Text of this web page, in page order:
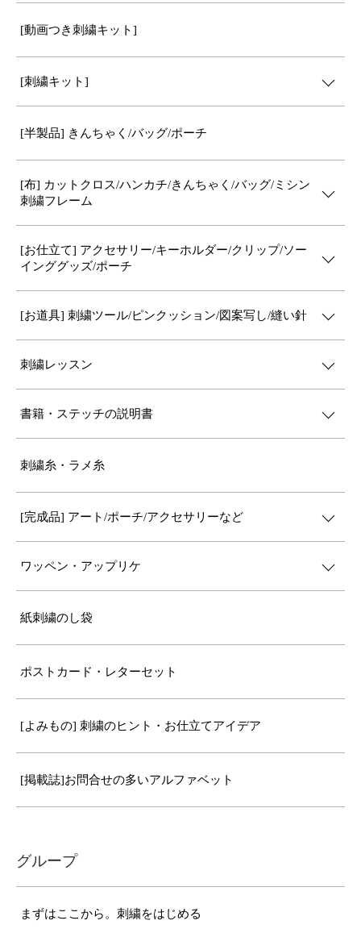
[動画つき刺繍キット]
[刺繍キット]
[半製品] きんちゃく/バッグ/ポーチ
[布] カットクロス/ハンカチ/きんちゃく/バッグ/ミシン
刺繍フレーム
[お仕立て] アクセサリー/キーホルダー/クリップ/ソー
インググッズ/ポーチ
[お道具] 刺繍ツール/ピンクッション/図案写し/縫い針
刺繍レッスン
書籍・ステッチの説明書
刺繍糸・ラメ糸
[完成品] アート/ポーチ/アクセサリーなど
ワッペン・アップリケ
紙刺繍のし袋
ポストカード・レターセット
[よみもの] 刺繍のヒント・お仕立てアイデア
[掲載誌]お問合せの多いアルファベット
グループ
まずはここから。刺繍をはじめる